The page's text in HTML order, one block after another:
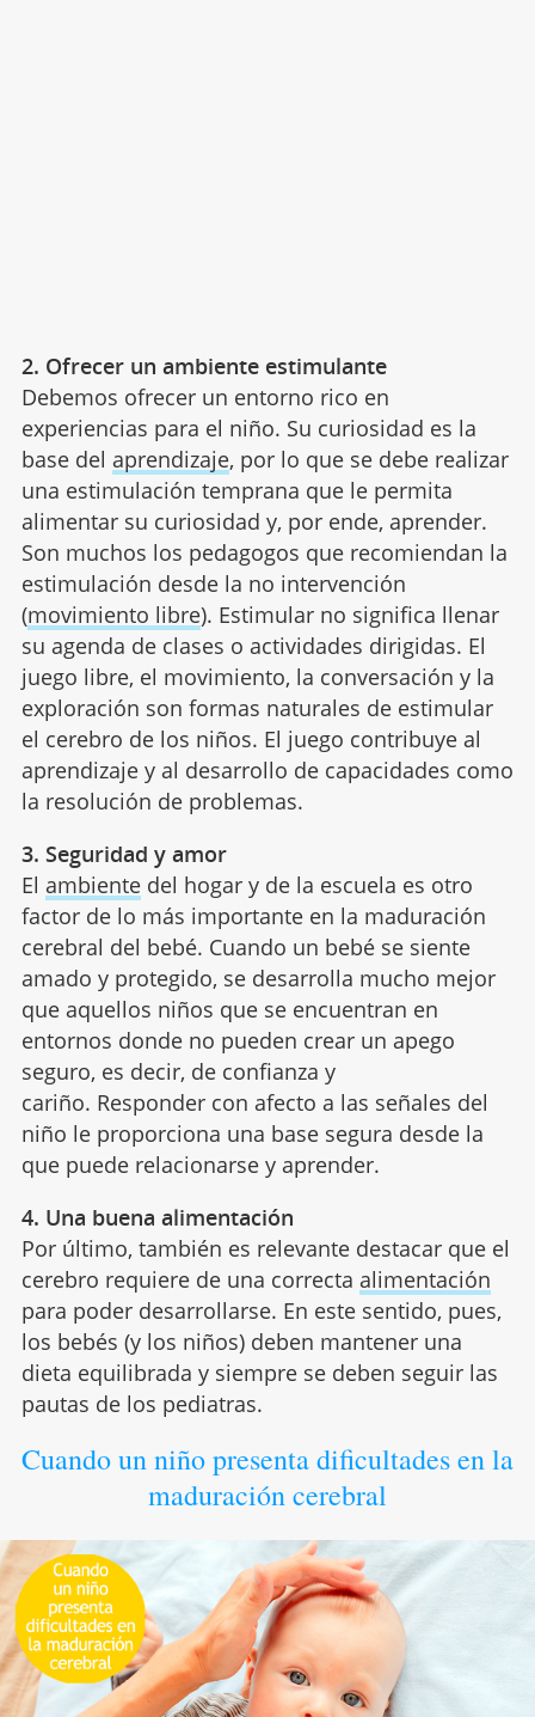
2. Ofrecer un ambiente estimulante
Debemos ofrecer un entorno rico en
experiencias para el niño. Su curiosidad es la
base del aprendizaje, por lo que se debe realizar
una estimulación temprana que le permita
alimentar su curiosidad y, por ende, aprender.
Son muchos los pedagogos que recomiendan la
estimulación desde la no intervención
(movimiento libre). Estimular no significa llenar
su agenda de clases o actividades dirigidas. El
juego libre, el movimiento, la conversación y la
exploración son formas naturales de estimular
el cerebro de los niños. El juego contribuye al
aprendizaje y al desarrollo de capacidades como
la resolución de problemas.
3. Seguridad y amor
El ambientedel hogar y de la escuela es otro
factor de lo más importante en la maduración
cerebral del bebé. Cuando un bebé se siente
amado y protegido, se desarrolla mucho mejor
que aquellos niños que se encuentran en
entornos donde no pueden crear un apego
seguro, es decir, de confianza y
cariño. Responder con afecto a las señales del
niño le proporciona una base segura desde la
que puede relacionarse y aprender.
4. Una buena alimentación
Por último, también es relevante destacar que el
cerebro requiere de una correcta alimentación
para poder desarrollarse. En este sentido, pues,
los bebés (y los niños) deben mantener una
dieta equilibrada y siempre se deben seguir las
pautas de los pediatras.
Cuando un niño presenta dificultades en la
maduración cerebral